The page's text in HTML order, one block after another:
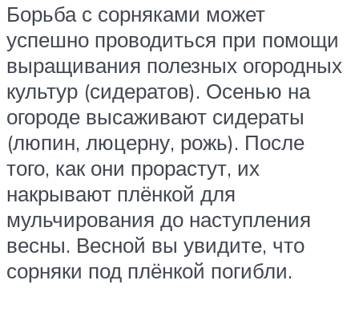
Борьба с сорняками может
успешно проводиться при помощи
выращивания полезных огородных
культур (сидератов). Осенью на
огороде высаживают сидераты
(люпин, люцерну, рожь). После
того, как они прорастут, их
накрывают плёнкой для
мульчирования до наступления
весны. Весной вы увидите, что
сорняки под плёнкой погибли.